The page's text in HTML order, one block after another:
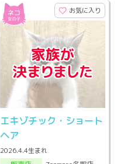
お気に入り
エキゾチック・ショート
ヘア
2026.4.4生まれ